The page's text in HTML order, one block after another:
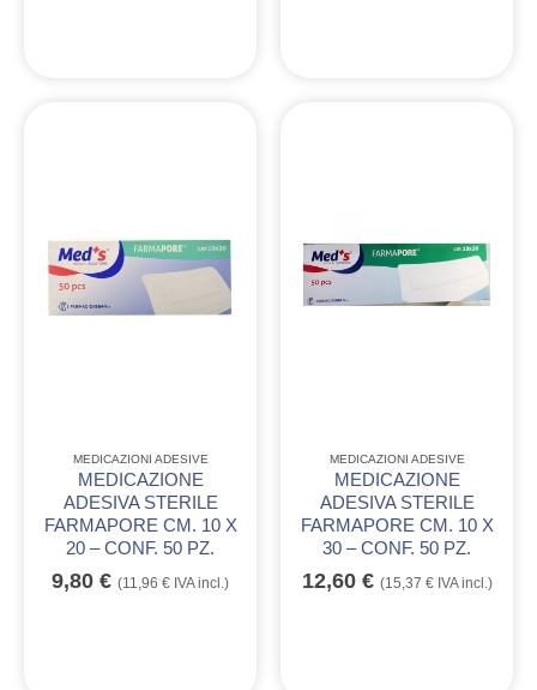
MEDICAZIONI ADESIVE
MEDICAZIONE
ADESIVA STERILE
FARMAPORE CM. 10 X
20 – CONF. 50 PZ.
9,80 € (11,96 € IVA incl.)
MEDICAZIONI ADESIVE
MEDICAZIONE
ADESIVA STERILE
FARMAPORE CM. 10 X
30 – CONF. 50 PZ.
12,60 € (15,37 €IVA incl.)